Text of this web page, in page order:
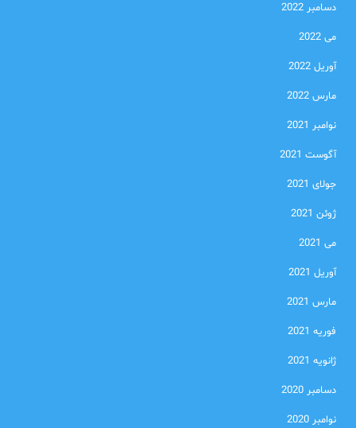
دسامبر 2022
می 2022
آوریل 2022
مارس 2022
نوامبر 2021
آگوست 2021
جولای 2021
ژوئن 2021
می 2021
آوریل 2021
مارس 2021
فوریه 2021
ژانویه 2021
دسامبر 2020
نوامبر 2020